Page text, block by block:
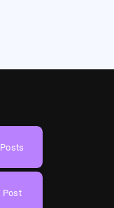
Posts
Post